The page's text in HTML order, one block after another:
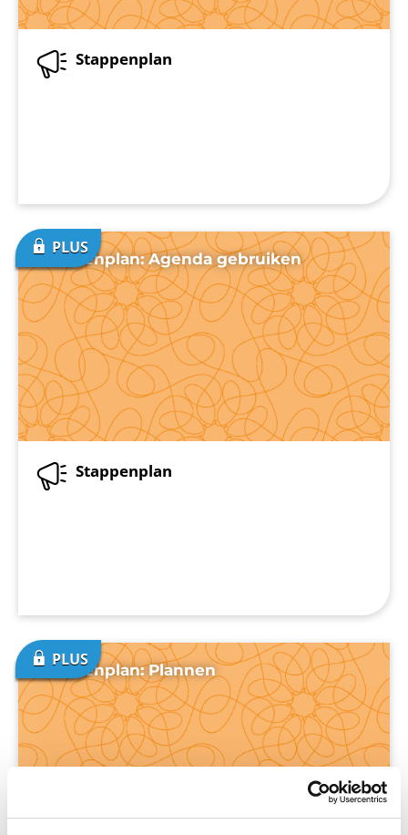
Stappenplan
Stappenplan: Agenda gebruiken
Stappenplan
Stappenplan: Plannen